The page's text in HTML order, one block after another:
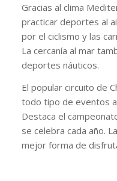
Gracias al clima
practicar deportes al
por el ciclismo y las
La cercanía al mar
deportes náuticos.
El popular circuito de
todo tipo de eventos
Destaca el
se celebra cada año.
mejor forma de